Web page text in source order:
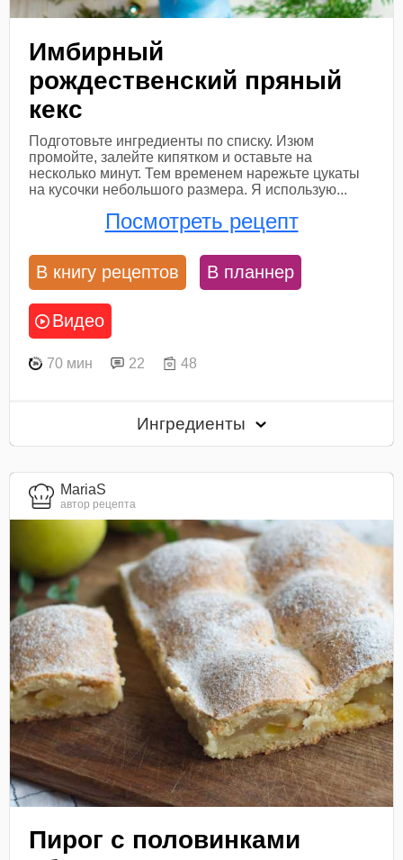
Имбирный
рождественский пряный
кекс
Подготовьте ингредиенты по списку. Изюм
промойте, залейте кипятком и оставьте на
несколько минут. Тем временем нарежьте цукаты
на кусочки небольшого размера. Я использую...
Посмотреть рецепт
В книгу рецептов В планнер
Видео
70 мин 22 48
Ингредиенты
MariaS
автор рецепта
Пирог с половинками